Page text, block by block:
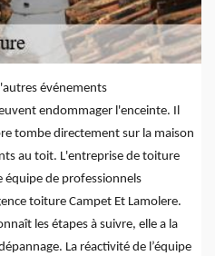
événements
endommager l'enceinte. Il
tombe directement sur la maison
au toit. L'entreprise de toiture
équipe de professionnels
toiture Campet Et Lamolere.
les étapes à suivre, elle a la
La réactivité de l’équipe